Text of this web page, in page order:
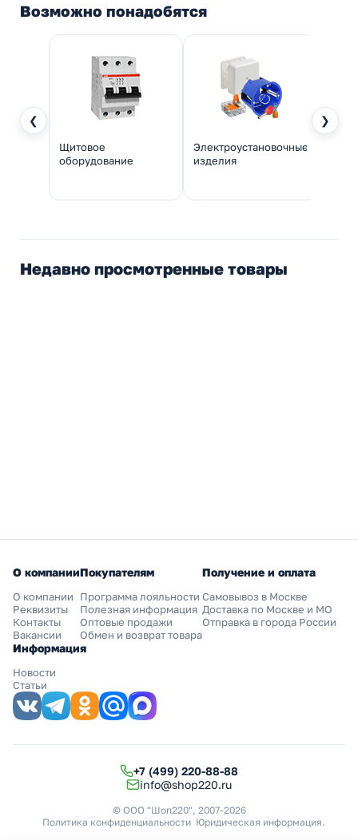
Возможно понадобятся
❮ ❯
Щитовое
оборудование
Электроустановочные
изделия
Недавно просмотренные товары
О компании
О компании
Реквизиты
Контакты
Вакансии
Покупателям
Программа лояльности
Полезная информация
Оптовые продажи
Обмен и возврат товара
Получение и оплата
Самовывоз в Москве
Доставка по Москве и МО
Отправка в города России
Информация
Новости
Статьи
+7 (499) 220-88-88
info@shop220.ru
© ООО "Шоп220", 2007-2026
Политика конфиденциальности Юридическая информация.